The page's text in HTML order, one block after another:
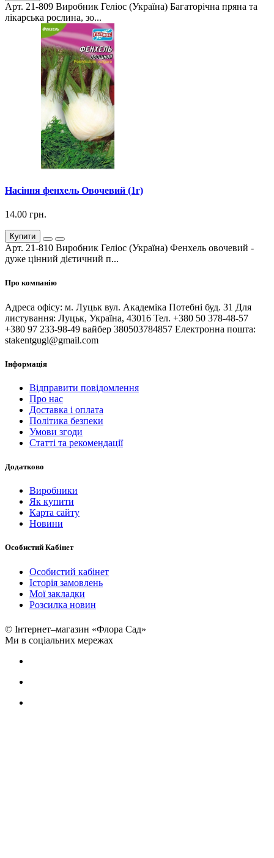
Арт. 21-809 Виробник Геліос (Україна) Багаторічна пряна та
лікарська рослина, зо...
Насіння фенхель Овочевий (1г)
14.00 грн.
Купити
Арт. 21-810 Виробник Геліос (Україна) Фенхель овочевий -
дуже цінний дієтичний п...
Про компанію
Адреса офісу: м. Луцьк вул. Академіка Потебні буд. 31 Для
листування: Луцьк, Україна, 43016 Тел. +380 50 378-48-57
+380 97 233-98-49 вайбер 380503784857 Електронна пошта:
stakentgugl@gmail.com
Інформація
Відправити повідомлення
Про нас
Доставка і оплата
Політика безпеки
Умови згоди
Статті та рекомендації
Додатково
Виробники
Як купити
Карта сайту
Новини
Особистий Кабінет
Особистий кабінет
Історія замовлень
Мої закладки
Розсилка новин
© Інтернет–магазин «Флора Сад»
Ми в соціальних мережах